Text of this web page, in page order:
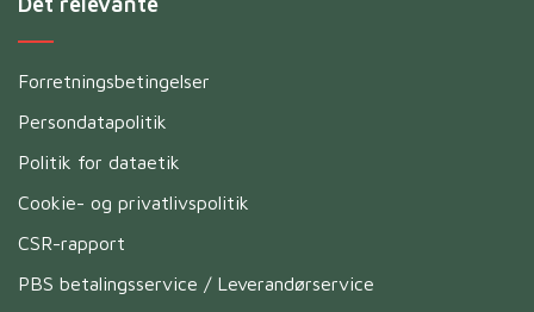
Forretningsbetingelser
Persondatapolitik
Politik for dataetik
Cookie- og privatlivspolitik
CSR-rapport
PBS betalingsservice / Leverandørservice